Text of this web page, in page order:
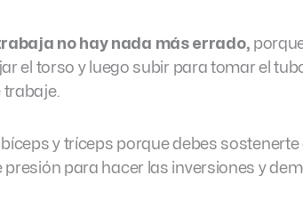
no hay nada más errado,
el torso y luego subir para tomar el
trabaje.
y tríceps porque debes sostenerte
para hacer las inversiones y